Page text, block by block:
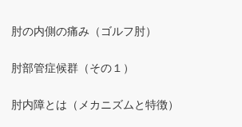
肘の内側の痛み（ゴルフ肘）
肘部管症候群（その１）
肘内障とは（メカニズムと特徴）